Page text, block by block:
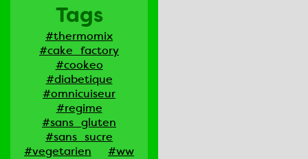
Tags
#thermomix
#cake_factory
#cookeo
#diabetique
#omnicuiseur
#regime
#sans_gluten
#sans_sucre
#vegetarien
#ww